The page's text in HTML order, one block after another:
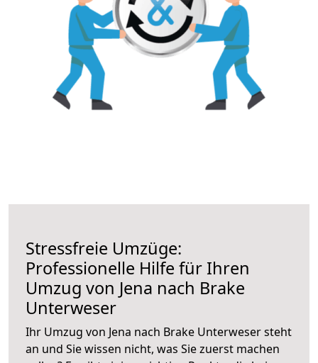
Stressfreie Umzüge:
Professionelle Hilfe für Ihren
Umzug von Jena nach Brake
Unterweser
Ihr Umzug von Jena nach Brake Unterweser steht
an und Sie wissen nicht, was Sie zuerst machen